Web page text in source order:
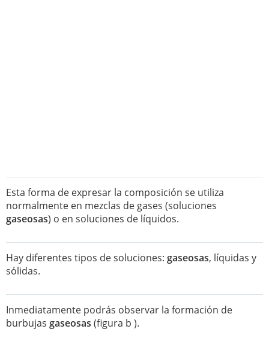
Esta forma de expresar la composición se utiliza
normalmente en mezclas de gases (soluciones
gaseosas) o en soluciones de líquidos.
Hay diferentes tipos de soluciones: gaseosas, líquidas y
sólidas.
Inmediatamente podrás observar la formación de
burbujas gaseosas (figura b ).